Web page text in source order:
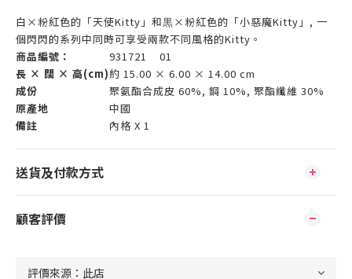
白×粉紅色的「天使Kitty」和黒×粉紅色的「小惡魔Kitty」, 一
個閃閃的系列中同時可享受兩款不同風格的Kitty。
商品編號：
931721 01
長 × 闊 × 高(cm)約 15.00 × 6.00 × 14.00 cm
成份
聚氨酯合成皮 60%, 鋼 10%, 聚酯纖維 30%
原產地
中國
備註
內格 X 1
送貨及付款方式
顧客評價